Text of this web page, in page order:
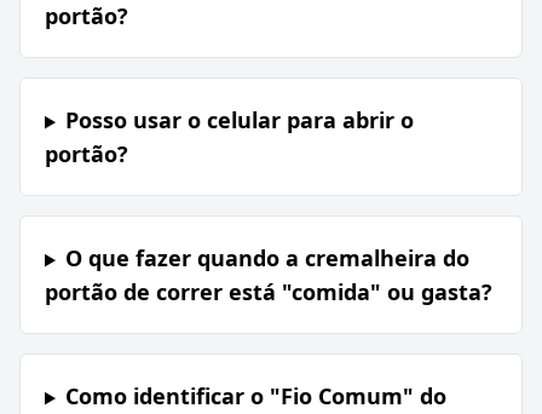
portão?
Posso usar o celular para abrir o
portão?
O que fazer quando a cremalheira do
portão de correr está "comida" ou gasta?
Como identificar o "Fio Comum" do